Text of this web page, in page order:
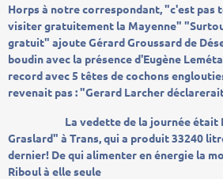
Horps à notre correspondant, "c'est pas
visiter gratuitement la Mayenne"
gratuit" ajoute Gérard Groussard de
boudin avec la présence d'Eugène
record avec 5 têtes de cochons
revenait pas : "Gerard Larcher
La vedette de la journée était
Graslard" à Trans, qui a produit 33240
dernier! De qui alimenter en énergie la
Riboul à elle seule